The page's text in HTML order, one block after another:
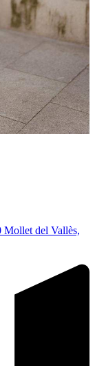
Mollet del Vallès,